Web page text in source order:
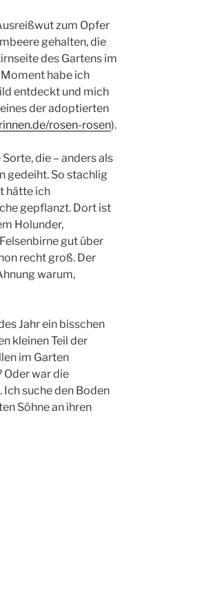
zum Opfer
gehalten, die
des Gartens im
habe ich
entdeckt und mich
der adoptierten
rosen-rosen).
die – anders als
gedeiht. So stachlig
hätte ich
gepflanzt. Dort ist
Holunder,
gut über
recht groß. Der
warum,
Jahr ein bisschen
kleinen Teil der
im Garten
Oder war die
Ich suche den Boden
Söhne an ihren
meines